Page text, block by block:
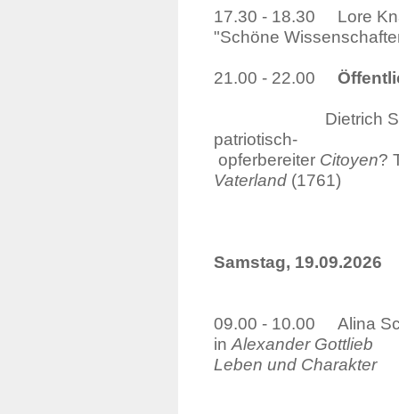
17.30 - 18.30 Lore
"Schöne
21.00 - 22.00
Dietrich
opferbereiter Citoyen?
Vaterland (1761)
Samstag, 19.09.2026
09.00 - 10.00 Alina
in Alexander
Leben und Charakter